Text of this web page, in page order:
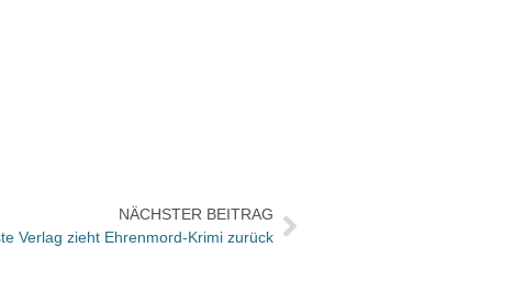
NÄCHSTER BEITRAG
Verlag zieht Ehrenmord-Krimi zurück